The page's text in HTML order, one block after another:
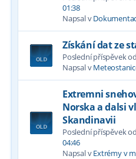
01:38
Napsal v
Získání dat ze
Poslední příspěvek od
Napsal v
Extremni
Norska a dalsi
Skandinavii
Poslední příspěvek od
04:46
Napsal vExtrémy v